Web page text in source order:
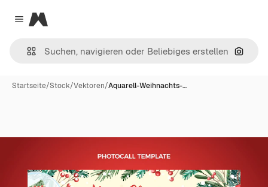
Close menu
Magnific
Nach
Startseite/Stock/Vektoren/Aquarell-Weihnachts-…